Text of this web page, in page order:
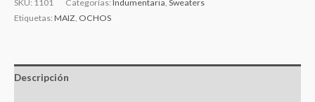
SKU: 1101 Categorías: Indumentaria Sweaters
Etiquetas: MAIZ OCHOS
Descripción